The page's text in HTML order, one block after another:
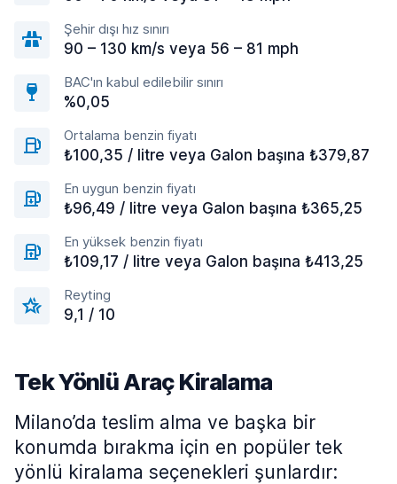
Şehir dışı hız sınırı
90 – 130 km/s veya 56 – 81 mph
BAC'ın kabul edilebilir sınırı
%0,05
Ortalama benzin fiyatı
₺100,35 / litre veya Galon başına ₺379,87
En uygun benzin fiyatı
₺96,49 / litre veya Galon başına ₺365,25
En yüksek benzin fiyatı
₺109,17 / litre veya Galon başına ₺413,25
Reyting
9,1 / 10
Tek Yönlü Araç Kiralama
Milano’da teslim alma ve başka bir
konumda bırakma için en popüler tek
yönlü kiralama seçenekleri şunlardır: